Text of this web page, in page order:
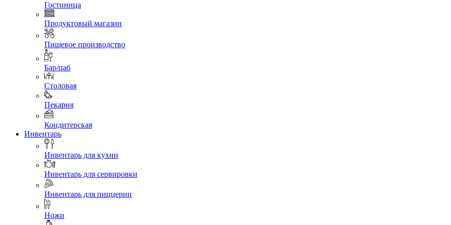
Гостиница
Продуктовый магазин
Пищевое производство
Бар/паб
Столовая
Пекарня
Кондитерская
Инвентарь
Инвентарь для кухни
Инвентарь для сервировки
Инвентарь для пиццерии
Ножи